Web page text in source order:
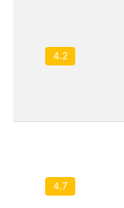
4.2
4.7